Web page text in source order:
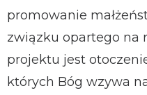
promowanie
związku opartego na
projektu jest
których Bóg wzywa